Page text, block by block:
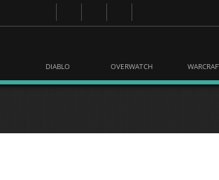
DIABLO OVERWATCH